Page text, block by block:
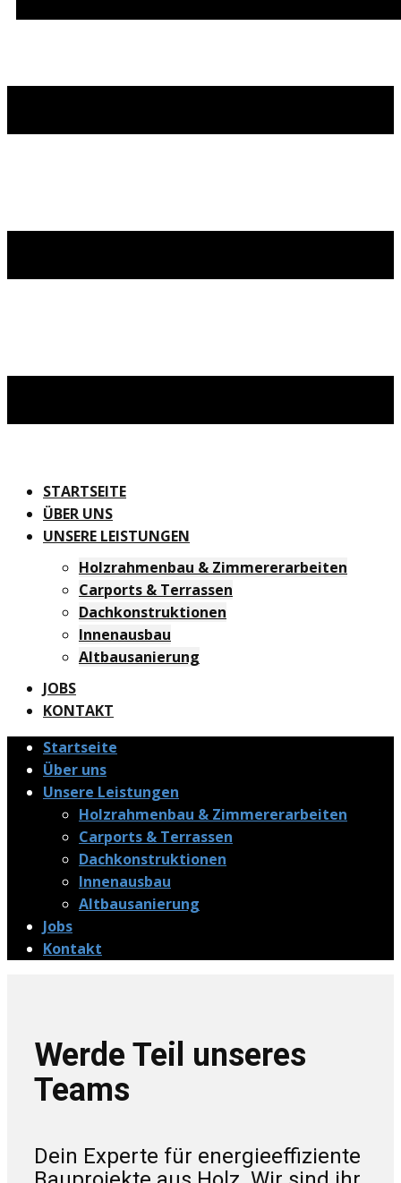
STARTSEITE
ÜBER UNS
UNSERE LEISTUNGEN
Holzrahmenbau & Zimmererarbeiten
Carports & Terrassen
Dachkonstruktionen
Innenausbau
Altbausanierung
JOBS
KONTAKT
Startseite
Über uns
Unsere Leistungen
Holzrahmenbau & Zimmererarbeiten
Carports & Terrassen
Dachkonstruktionen
Innenausbau
Altbausanierung
Jobs
Kontakt
Werde Teil unseres
Teams
Dein Experte für energieeffiziente